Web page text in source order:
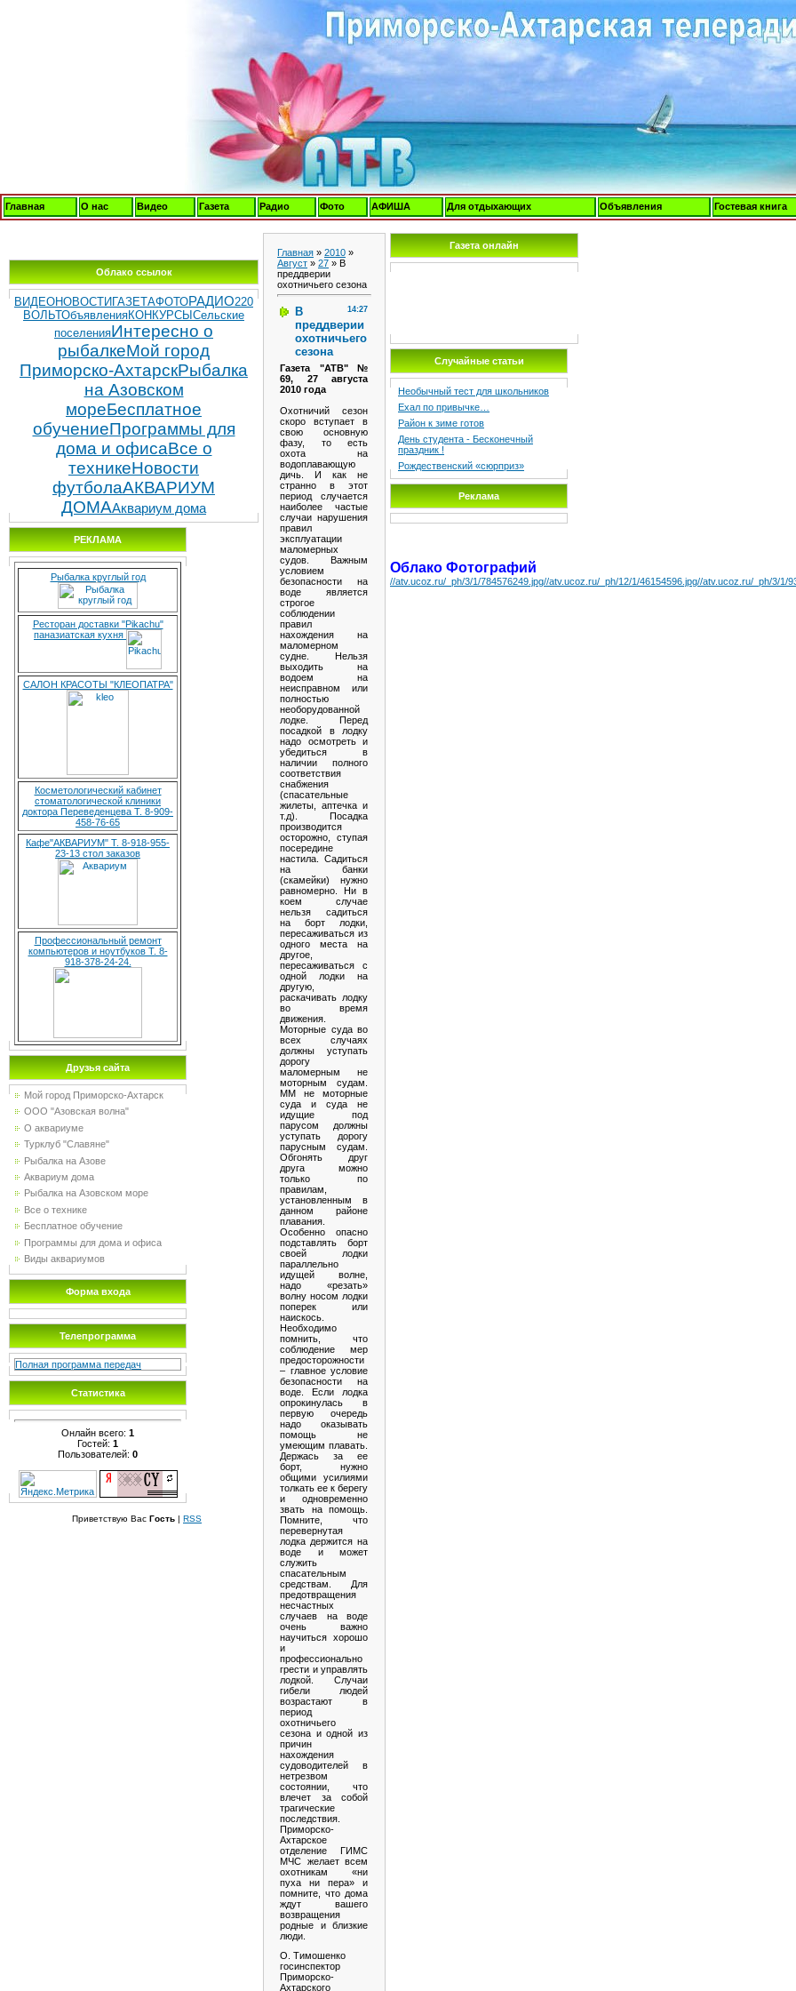
Главная О нас Видео Газета Радио Фото АФИША Для отдыхающих Объявления Гостевая книга
Облако ссылок
ВИДЕОНОВОСТИ ГАЗЕТАФОТОРАДИО220
ВОЛЬТОбъявленияКОНКУРСЫ Сельские
поселенияИнтересно о
рыбалкеМой город
Приморско-АхтарскРыбалка
на Азовском
мореБесплатное
обучениеПрограммы для
дома и офисаВсе о
техникеНовости
футболаАКВАРИУМ
ДОМААквариум дома
РЕКЛАМА
Рыбалка круглый год
Ресторан доставки "Pikachu"
паназиатская кухня
САЛОН КРАСОТЫ "КЛЕОПАТРА"
Косметологический кабинет
стоматологической клиники
доктора Переведенцева Т. 8-909-
458-76-65
Кафе"АКВАРИУМ" Т. 8-918-955-
23-13 стол заказов
Профессиональный ремонт
компьютеров и ноутбуков Т. 8-
918-378-24-24.
Друзья сайта
Мой город Приморско-Ахтарск
ООО "Азовская волна"
О аквариуме
Турклуб "Славяне"
Рыбалка на Азове
Аквариум дома
Рыбалка на Азовском море
Все о технике
Бесплатное обучение
Программы для дома и офиса
Виды аквариумов
Форма входа
Телепрограмма
Полная программа передач
Статистика
Онлайн всего: 1
Гостей: 1
Пользователей: 0
Приветствую Вас Гость | RSS
Главная » 2010 »
Август » 27 » В
преддверии
охотничьего сезона
14:27
В
преддверии
охотничьего
сезона
Газета "АТВ" №
69, 27 августа
2010 года
Охотничий сезон
скоро вступает в
свою основную
фазу, то есть
охота на
водоплавающую
дичь. И как не
странно в этот
период случается
наиболее частые
случаи нарушения
правил
эксплуатации
маломерных
судов. Важным
условием
безопасности на
воде является
строгое
соблюдении
правил
нахождения на
маломерном
судне. Нельзя
выходить на
водоем на
неисправном или
полностью
необорудованной
лодке. Перед
посадкой в лодку
надо осмотреть и
убедиться в
наличии полного
соответствия
снабжения
(спасательные
жилеты, аптечка и
т.д). Посадка
производится
осторожно, ступая
посередине
настила. Садиться
на банки
(скамейки) нужно
равномерно. Ни в
коем случае
нельзя садиться
на борт лодки,
пересаживаться из
одного места на
другое,
пересаживаться с
одной лодки на
другую,
раскачивать лодку
во время
движения.
Моторные суда во
всех случаях
должны уступать
дорогу
маломерным не
моторным судам.
ММ не моторные
суда и суда не
идущие под
парусом должны
уступать дорогу
парусным судам.
Обгонять друг
друга можно
только по
правилам,
установленным в
данном районе
плавания.
Особенно опасно
подставлять борт
своей лодки
параллельно
идущей волне,
надо «резать»
волну носом лодки
поперек или
наискось.
Необходимо
помнить, что
соблюдение мер
предосторожности
– главное условие
безопасности на
воде. Если лодка
опрокинулась в
первую очередь
надо оказывать
помощь не
умеющим плавать.
Держась за ее
борт, нужно
общими усилиями
толкать ее к берегу
и одновременно
звать на помощь.
Помните, что
перевернутая
лодка держится на
воде и может
служить
спасательным
средствам. Для
предотвращения
несчастных
случаев на воде
очень важно
научиться хорошо
и
профессионально
грести и управлять
лодкой. Случаи
гибели людей
возрастают в
период
охотничьего
сезона и одной из
причин
нахождения
судоводителей в
нетрезвом
состоянии, что
влечет за собой
трагические
последствия.
Приморско-
Ахтарское
отделение ГИМС
МЧС желает всем
охотникам «ни
пуха ни пера» и
помните, что дома
ждут вашего
возвращения
родные и близкие
люди.
О. Тимошенко
госинспектор
Приморско-
Ахтарского
Газета онлайн
Случайные статьи
Необычный тест для школьников
Ехал по привычке…
Район к зиме готов
День студента - Бесконечный
праздник !
Рождественский «сюрприз»
Реклама
Облако Фотографий
//atv.ucoz.ru/_ph/3/1/784576249.jpg//atv.ucoz.ru/_ph/12/1/46154596.jpg//atv.ucoz.ru/_ph/3/1/